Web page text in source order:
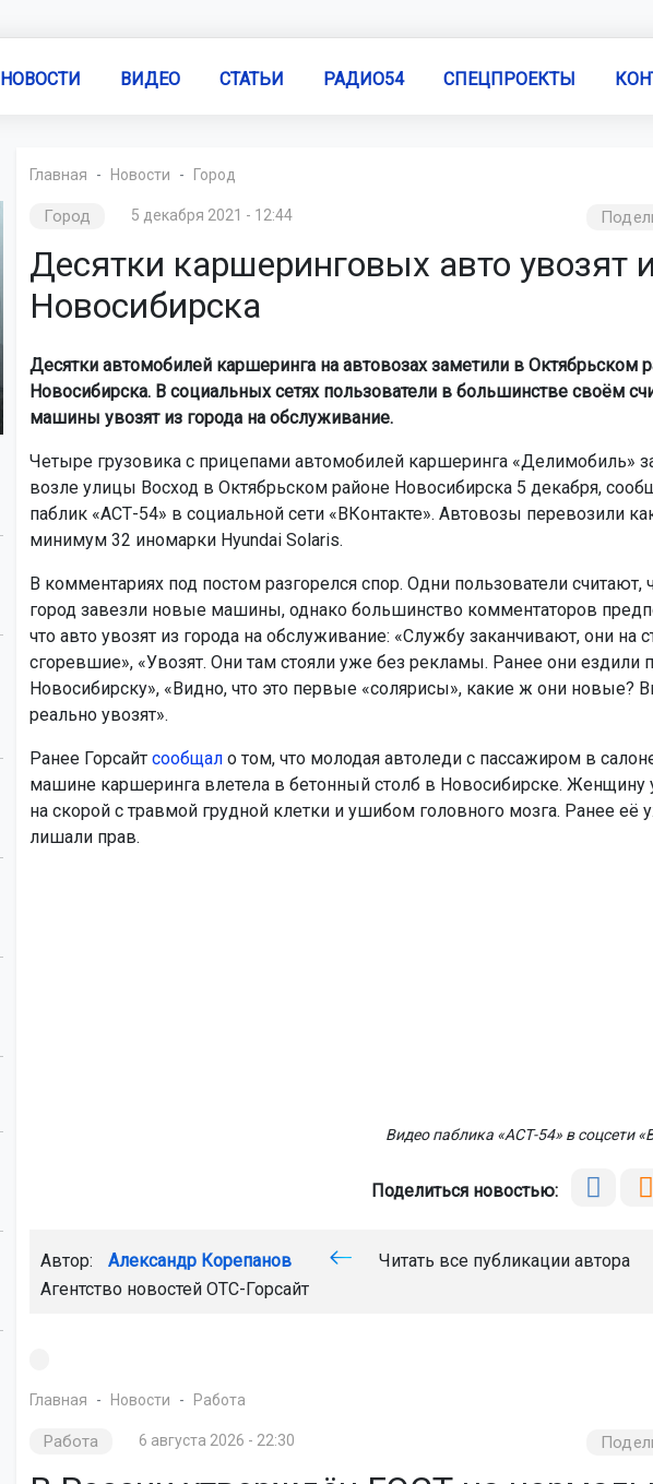
НОВОСТИ ВИДЕО СТАТЬИ РАДИО54 СПЕЦПРОЕКТЫ
Главная Новости Город
Город 5 декабря 2021 - 12:44
Десятки каршеринговых авто увозят
Новосибирска
Десятки автомобилей каршеринга на автовозах заметили в Октябрьском
Новосибирска. В социальных сетях пользователи в большинстве своём
машины увозят из города на обслуживание.
Четыре грузовика с прицепами автомобилей каршеринга «Делимобиль»
возле улицы Восход в Октябрьском районе Новосибирска 5 декабря,
паблик «АСТ-54» в социальной сети «ВКонтакте». Автовозы перевозили
минимум 32 иномарки Hyundai Solaris.
В комментариях под постом разгорелся спор. Одни пользователи считают,
город завезли новые машины, однако большинство комментаторов
что авто увозят из города на обслуживание: «Службу заканчивают, они на
сгоревшие», «Увозят. Они там стояли уже без рекламы. Ранее они ездили
Новосибирску», «Видно, что это первые «солярисы», какие ж они новые?
реально увозят».
Ранее Горсайт сообщало том, что молодая автоледи с пассажиром в
машине каршеринга влетела в бетонный столб в Новосибирске. Женщину
на скорой с травмой грудной клетки и ушибом головного мозга. Ранее её
лишали прав.
Видео паблика «АСТ-54» в соцсети
Поделиться новостью:
Автор: Александр Корепанов
Читать все публикации автора
Агентство новостей ОТС-Горсайт
Главная Новости Работа
Работа 6 августа 2026 - 22:30